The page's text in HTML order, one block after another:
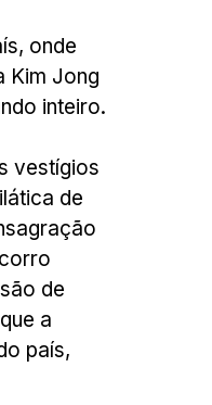
onde
Kim Jong
inteiro.
vestígios
de
de
a
país,